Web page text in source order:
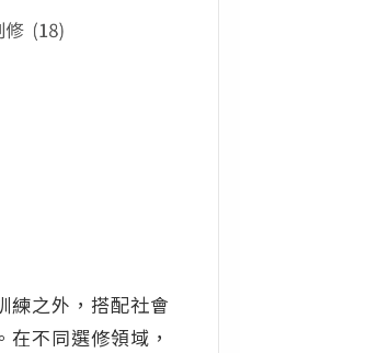
練之外，搭配社會
不同選修領域，